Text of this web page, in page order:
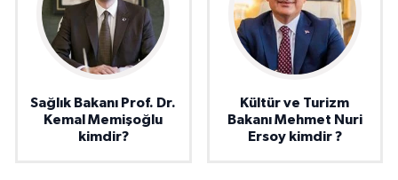
Sağlık Bakanı Prof. Dr.
Kemal Memişoğlu
kimdir?
Kültür ve Turizm
Bakanı Mehmet Nuri
Ersoy kimdir ?